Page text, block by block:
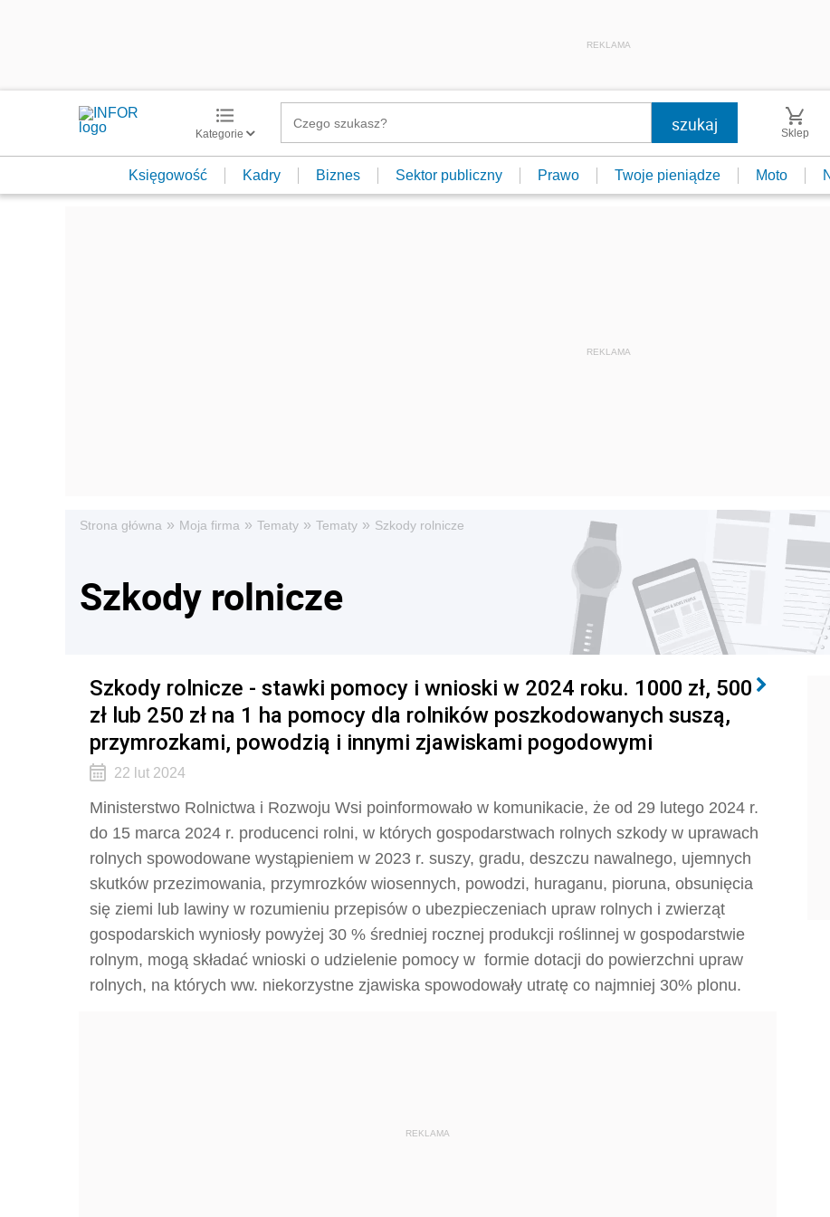
REKLAMA
Kategorie Sklep
Księgowość Kadry Biznes Sektor publiczny Prawo Twoje pieniądze Moto
Strona główna » Moja firma » Tematy » Tematy » Szkody rolnicze
Szkody rolnicze
Szkody rolnicze - stawki pomocy i wnioski w 2024 roku. 1000 zł, 500
zł lub 250 zł na 1 ha pomocy dla rolników poszkodowanych suszą,
przymrozkami, powodzią i innymi zjawiskami pogodowymi
22 lut 2024
Ministerstwo Rolnictwa i Rozwoju Wsi poinformowało w komunikacie, że od 29 lutego 2024 r.
do 15 marca 2024 r. producenci rolni, w których gospodarstwach rolnych szkody w uprawach
rolnych spowodowane wystąpieniem w 2023 r. suszy, gradu, deszczu nawalnego, ujemnych
skutków przezimowania, przymrozków wiosennych, powodzi, huraganu, pioruna, obsunięcia
się ziemi lub lawiny w rozumieniu przepisów o ubezpieczeniach upraw rolnych i zwierząt
gospodarskich wyniosły powyżej 30 % średniej rocznej produkcji roślinnej w gospodarstwie
rolnym, mogą składać wnioski o udzielenie pomocy w formie dotacji do powierzchni upraw
rolnych, na których ww. niekorzystne zjawiska spowodowały utratę co najmniej 30% plonu.
REKLAMA